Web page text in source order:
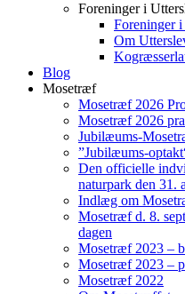
Foreninger i
Foreninger
Om
Blog
Mosetræf
Mosetræf 2026
Mosetræf 2026
Jubilæums-
”Jubilæums-
Den officielle
naturpark den 31.
Indlæg om
Mosetræf d. 8.
dagen
Mosetræf 2023 –
Mosetræf 2023 –
Mosetræf 2022